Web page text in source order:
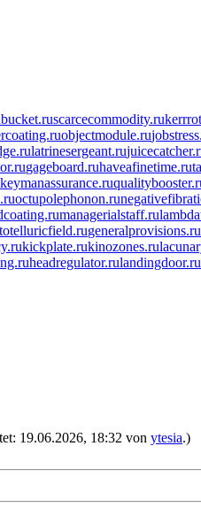
scarcecommodity.ru
objectmodule.ru
latrinesergeant.ru
gageboard.ruhaveafinetime.ru
keymanassurance.ru
octupolephonon.ru
managerialstaff.ru
generalprovisions.ru
kickplate.rukinozones.ru
headregulator.rulandingdoor.ru
19.06.2026, 18:32 von ytesia.)